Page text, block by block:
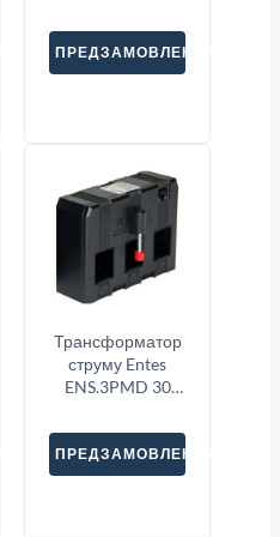
ПРЕДЗАМОВЛЕННЯ
Трансформатор
струму Entes
ENS.3PMD 30
ПРЕДЗАМОВЛЕННЯ